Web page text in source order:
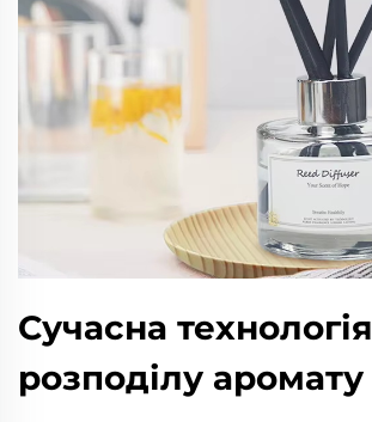
Сучасна технологія
розподілу аромату